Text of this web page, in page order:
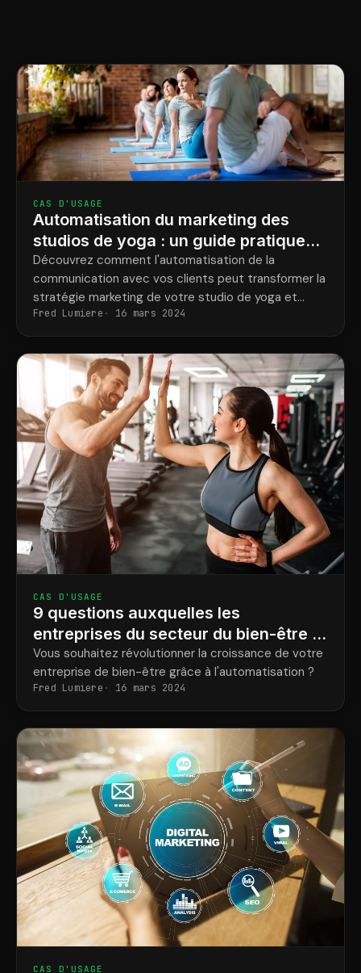
CAS D'USAGE
Automatisation du marketing des
studios de yoga : un guide pratique
pour les propriétaires
Découvrez comment l'automatisation de la
communication avec vos clients peut transformer la
stratégie marketing de votre studio de yoga et
rationaliser ses opérations.
Fred Lumiere 16 mars 2024
CAS D'USAGE
9 questions auxquelles les
entreprises du secteur du bien-être et
du corps doivent répondre pour
automatiser leur croissance
Vous souhaitez révolutionner la croissance de votre
entreprise de bien-être grâce à l'automatisation ?
Fred Lumiere 16 mars 2024
CAS D'USAGE